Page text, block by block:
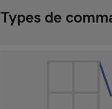
Types de